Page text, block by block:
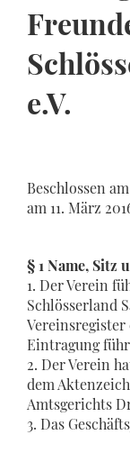
e.V.
Beschlossen
am 11. März
§ 1 Name, Sitz
1. Der Verein
Schlösserland
Eintragung
2. Der Verein
dem
Amtsgerichts
3. Das